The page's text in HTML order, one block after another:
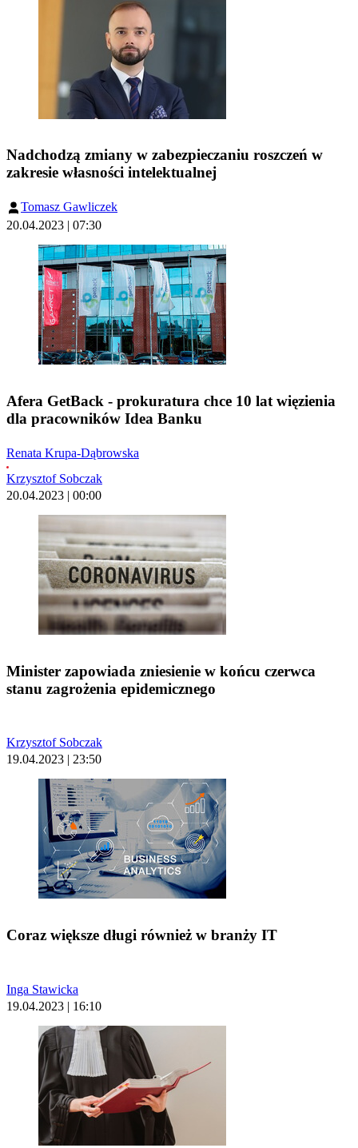
Nadchodzą zmiany w zabezpieczaniu roszczeń w
zakresie własności intelektualnej
Tomasz Gawliczek
20.04.2023 | 07:30
Afera GetBack - prokuratura chce 10 lat więzienia
dla pracowników Idea Banku
Renata Krupa-Dąbrowska
Krzysztof Sobczak
20.04.2023 | 00:00
Minister zapowiada zniesienie w końcu czerwca
stanu zagrożenia epidemicznego
Krzysztof Sobczak
19.04.2023 | 23:50
Coraz większe długi również w branży IT
Inga Stawicka
19.04.2023 | 16:10